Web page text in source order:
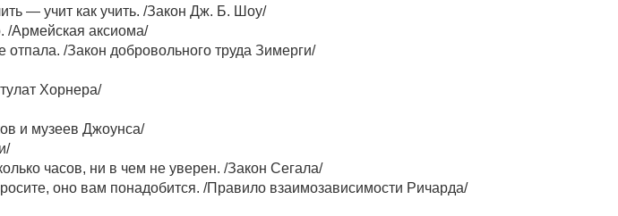
— учит как учить. /Закон Дж. Б. Шоу/
/Армейская аксиома/
/Закон добровольного труда Зимерги/
Хорнера/
и музеев Джоунса/
часов, ни в чем не уверен. /Закон Сегала/
оно вам понадобится. /Правило взаимозависимости Ричарда/